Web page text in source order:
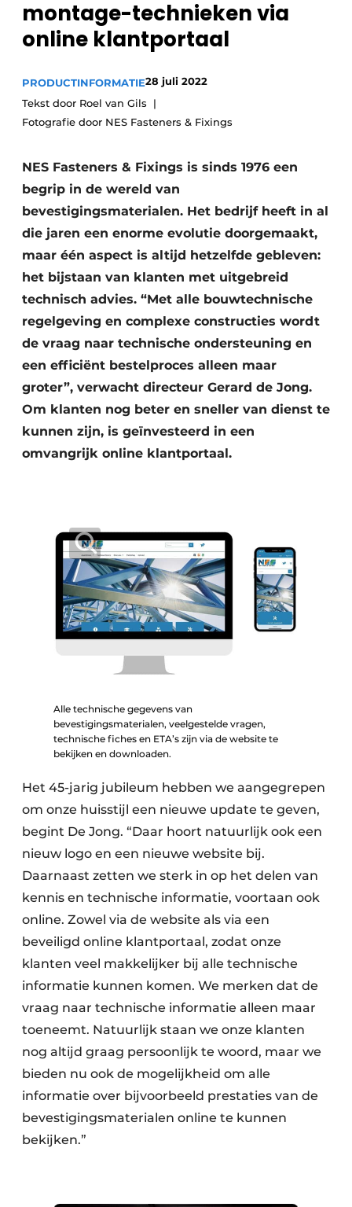
Podcasts
Privacy / Cookie statement
Vacatures
Video’s
montage-technieken via
online klantportaal
PRODUCTINFORMATIE28 juli 2022
Tekst door Roel van Gils
Fotografie door NES Fasteners & Fixings
NES Fasteners & Fixings is sinds 1976 een
begrip in de wereld van
bevestigingsmaterialen. Het bedrijf heeft in al
die jaren een enorme evolutie doorgemaakt,
maar één aspect is altijd hetzelfde gebleven:
het bijstaan van klanten met uitgebreid
technisch advies. “Met alle bouwtechnische
regelgeving en complexe constructies wordt
de vraag naar technische ondersteuning en
een efficiënt bestelproces alleen maar
groter”, verwacht directeur Gerard de Jong.
Om klanten nog beter en sneller van dienst te
kunnen zijn, is geïnvesteerd in een
omvangrijk online klantportaal.
Alle technische gegevens van
bevestigingsmaterialen, veelgestelde vragen,
technische fiches en ETA’s zijn via de website te
bekijken en downloaden.
Het 45-jarig jubileum hebben we aangegrepen
om onze huisstijl een nieuwe update te geven,
begint De Jong. “Daar hoort natuurlijk ook een
nieuw logo en een nieuwe website bij.
Daarnaast zetten we sterk in op het delen van
kennis en technische informatie, voortaan ook
online. Zowel via de website als via een
beveiligd online klantportaal, zodat onze
klanten veel makkelijker bij alle technische
informatie kunnen komen. We merken dat de
vraag naar technische informatie alleen maar
toeneemt. Natuurlijk staan we onze klanten
nog altijd graag persoonlijk te woord, maar we
bieden nu ook de mogelijkheid om alle
informatie over bijvoorbeeld prestaties van de
bevestigingsmaterialen online te kunnen
bekijken.”